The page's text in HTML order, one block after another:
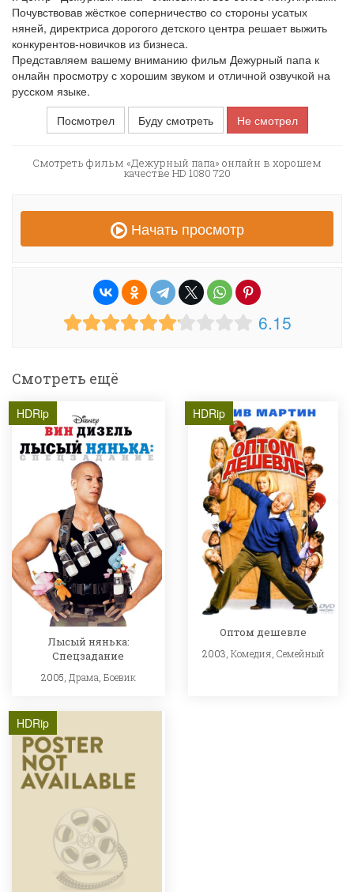
Почувствовав жёсткое соперничество со стороны усатых
няней, директриса дорогого детского центра решает выжить
конкурентов-новичков из бизнеса.
Представляем вашему вниманию фильм Дежурный папа к
онлайн просмотру с хорошим звуком и отличной озвучкой на
русском языке.
Посмотрел
Буду смотреть Не смотрел
Смотреть фильм «Дежурный папа» онлайн в хорошем
качестве HD 1080 720
Начать просмотр
6.15
Смотреть ещё
HDRip
Лысый нянька:
Спецзадание
2005, Драма Боевик
HDRip
Оптом дешевле
2003, Комедия, Семейный
HDRip